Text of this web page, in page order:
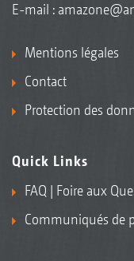
E-mail :
Mentions légales
Contact
Protection des
Quick Links
FAQ | Foire aux
Communiqués de